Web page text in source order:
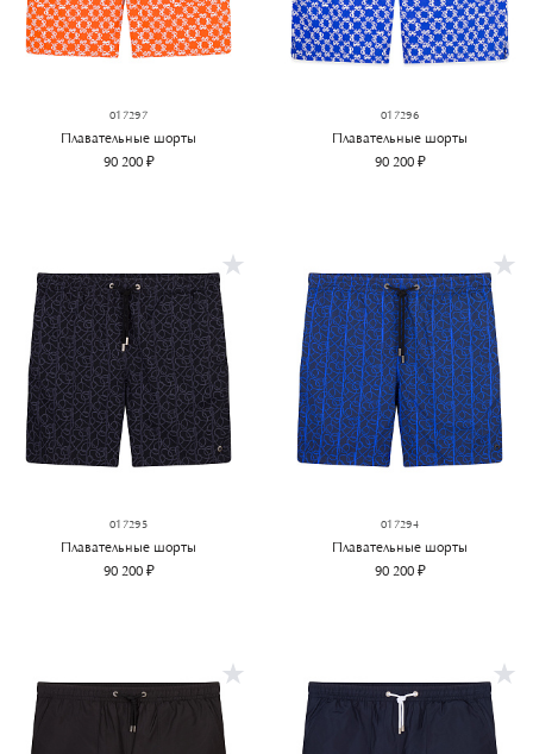
017297
Плавательные шорты
90 200 ₽
017296
Плавательные шорты
90 200 ₽
017295
Плавательные шорты
90 200 ₽
017294
Плавательные шорты
90 200 ₽